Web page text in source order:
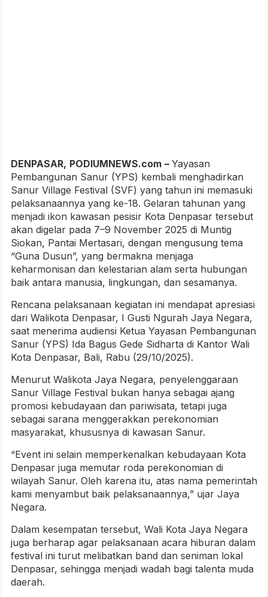
DENPASAR, PODIUMNEWS.com – Yayasan
Pembangunan Sanur (YPS) kembali menghadirkan
Sanur Village Festival (SVF) yang tahun ini memasuki
pelaksanaannya yang ke-18. Gelaran tahunan yang
menjadi ikon kawasan pesisir Kota Denpasar tersebut
akan digelar pada 7–9 November 2025 di Muntig
Siokan, Pantai Mertasari, dengan mengusung tema
“Guna Dusun”, yang bermakna menjaga
keharmonisan dan kelestarian alam serta hubungan
baik antara manusia, lingkungan, dan sesamanya.
Rencana pelaksanaan kegiatan ini mendapat apresiasi
dari Walikota Denpasar, I Gusti Ngurah Jaya Negara,
saat menerima audiensi Ketua Yayasan Pembangunan
Sanur (YPS) Ida Bagus Gede Sidharta di Kantor Wali
Kota Denpasar, Bali, Rabu (29/10/2025).
Menurut Walikota Jaya Negara, penyelenggaraan
Sanur Village Festival bukan hanya sebagai ajang
promosi kebudayaan dan pariwisata, tetapi juga
sebagai sarana menggerakkan perekonomian
masyarakat, khususnya di kawasan Sanur.
“Event ini selain memperkenalkan kebudayaan Kota
Denpasar juga memutar roda perekonomian di
wilayah Sanur. Oleh karena itu, atas nama pemerintah
kami menyambut baik pelaksanaannya,” ujar Jaya
Negara.
Dalam kesempatan tersebut, Wali Kota Jaya Negara
juga berharap agar pelaksanaan acara hiburan dalam
festival ini turut melibatkan band dan seniman lokal
Denpasar, sehingga menjadi wadah bagi talenta muda
daerah.